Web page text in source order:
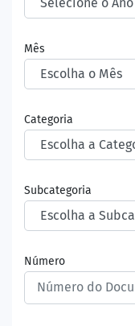
Mês
Categoria
Subcategoria
Número